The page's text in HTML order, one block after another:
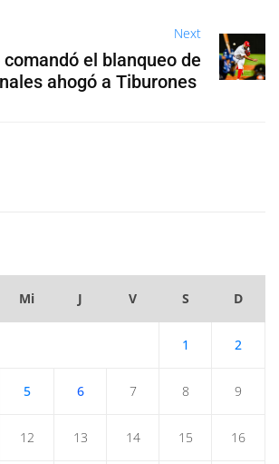
Next
el blanqueo de
ahogó a Tiburones
Mi J V S D
1 2
5 6 7 8 9
12 13 14 15 16